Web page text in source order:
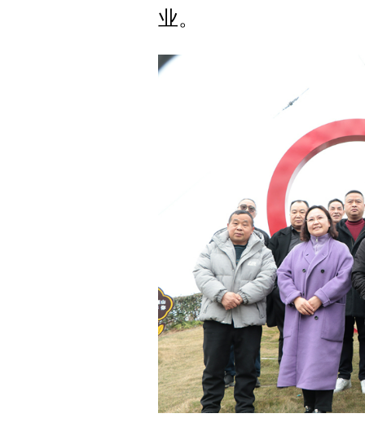
业。